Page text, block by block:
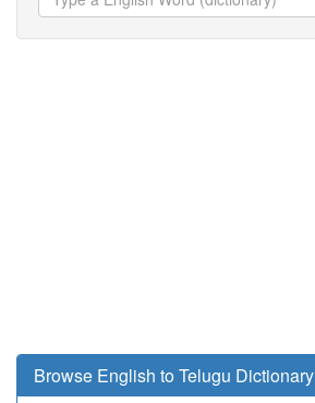
Browse English to Telugu Dictionary